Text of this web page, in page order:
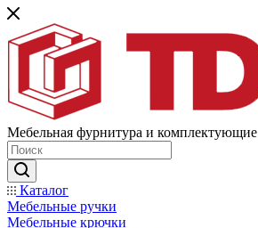
Мебельная фурнитура и комплектующие
Каталог
Мебельные ручки
Мебельные крючки